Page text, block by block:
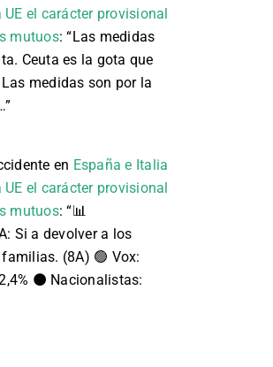
el carácter provisional
mutuos: “Las medidas
Ceuta es la gota que
medidas son por la
”
en España e Italia
el carácter provisional
mutuos: “📊
Si a devolver a los
(8A) 🟢 Vox:
⚫️ Nacionalistas: